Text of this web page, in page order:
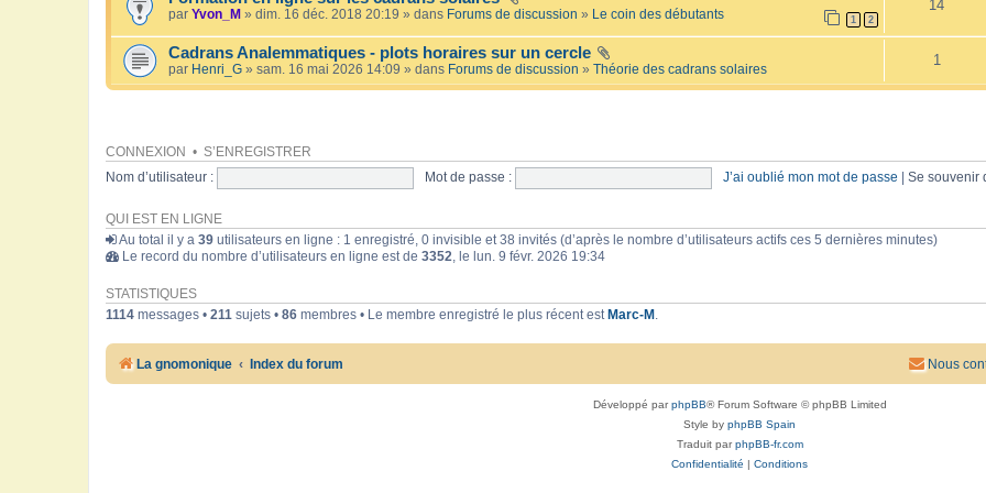
i
l
e
l
a
i
s
1 2
par Yvon_M » dim. 16 déc. 2018 20:19 » dans Forums de discussion » Le coin des débutants
14
Cadrans Analemmatiques - plots horaires sur un cercle
par Henri_G » sam. 16 mai 2026 14:09 » dans Forums de discussion » Théorie des cadrans solaires
1
CONNEXION • S’ENREGISTRER
Nom d’utilisateur : Mot de passe : J’ai oublié mon mot de passe Se souvenir
QUI EST EN LIGNE
Au total il y a 39 utilisateurs en ligne : 1 enregistré, 0 invisible et 38 invités (d’après le nombre d’utilisateurs actifs ces 5 dernières minutes)
Le record du nombre d’utilisateurs en ligne est de 3352 , le lun. 9 févr. 2026 19:34
STATISTIQUES
1114 messages • 211 sujets • 86 membres • Le membre enregistré le plus récent est Marc-M
La gnomonique Index du forum Nous
Développé parphpBB® Forum Software © phpBB Limited
Style by phpBB Spain
Traduit parphpBB-fr.com
Confidentialité | Conditions